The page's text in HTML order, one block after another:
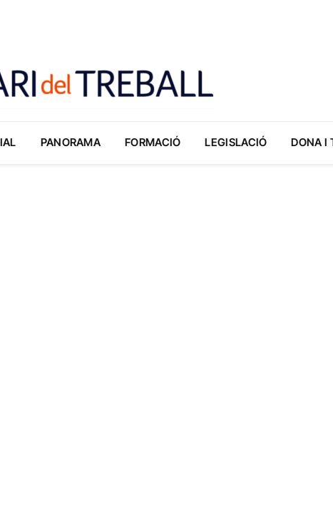
PANORAMA FORMACIÓ LEGISLACIÓ DONA I